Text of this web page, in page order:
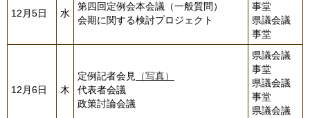
12月5日 水
第四回定例会本会議（一般質問）
会期に関する検討プロジェクト
事堂
県議会議
事堂
12月6日 木
定例記者会見 （写真）
代表者会議
政策討論会議
県議会議
事堂
県議会議
事堂
県議会議